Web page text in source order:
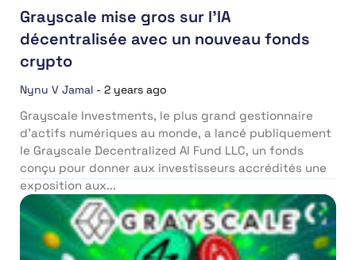
Grayscale mise gros sur l’IA
décentralisée avec un nouveau fonds
crypto
Nynu V Jamal - 2 years ago
Grayscale Investments, le plus grand gestionnaire
d’actifs numériques au monde, a lancé publiquement
le Grayscale Decentralized AI Fund LLC, un fonds
conçu pour donner aux investisseurs accrédités une
exposition aux...